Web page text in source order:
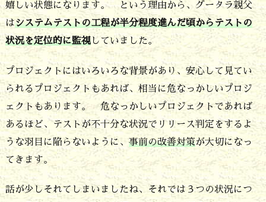
わ
か
れ
ば
対
で
き
る・・・
か
嬉しい状態になります。 という理由から、グータラ親父
はシステムテストの工程が半分程度進んだ頃からテストの
状況を定位的に監視 していました。
プロジェクトにはいろいろな背景があり、安心して見てい
られるプロジェクトもあれば、相当に危なっかしいプロジ
ェクトもあります。 危なっかしいプロジェクトであれば
あるほど、テストが不十分な状況でリリース判定をするよ
うな羽目に陥らないように、 事前の改善対策が大切になっ
てきます。
話が少しそれてしまいましたね、それでは３つの状況につ